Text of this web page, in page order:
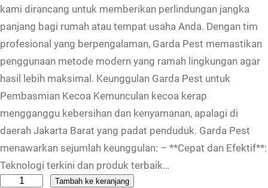
kami dirancang untuk memberikan perlindungan jangka
panjang bagi rumah atau tempat usaha Anda. Dengan tim
profesional yang berpengalaman, Garda Pest memastikan
penggunaan metode modern yang ramah lingkungan agar
hasil lebih maksimal. Keunggulan Garda Pest untuk
Pembasmian Kecoa Kemunculan kecoa kerap
mengganggu kebersihan dan kenyamanan, apalagi di
daerah Jakarta Barat yang padat penduduk. Garda Pest
menawarkan sejumlah keunggulan: – **Cepat dan Efektif**:
Teknologi terkini dan produk terbaik…
Tambah ke keranjang